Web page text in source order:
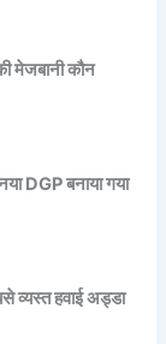
मेजबानी कौन
DGP बनाया गया
व्यस्त हवाई अड्डा